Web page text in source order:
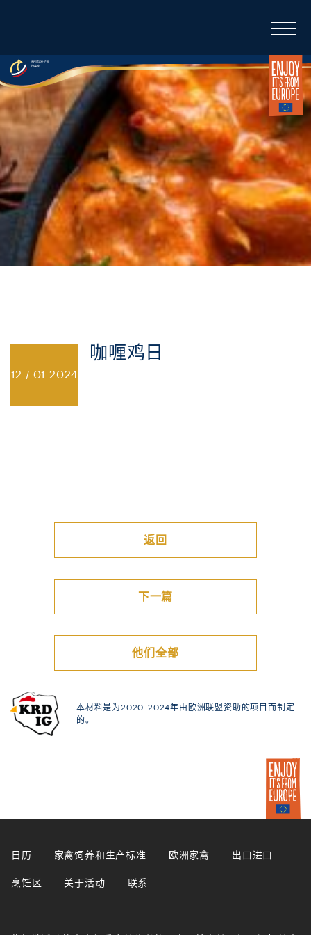
12 / 012024
咖喱鸡日
返回
下一篇
他们全部
本材料是为2020-2024年由欧洲联盟资助的项目而制定
的。
日历 家禽饲养和生产标准 欧洲家禽
出口进口
烹饪区
关于活动 联系